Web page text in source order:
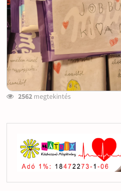
2562megtekintés